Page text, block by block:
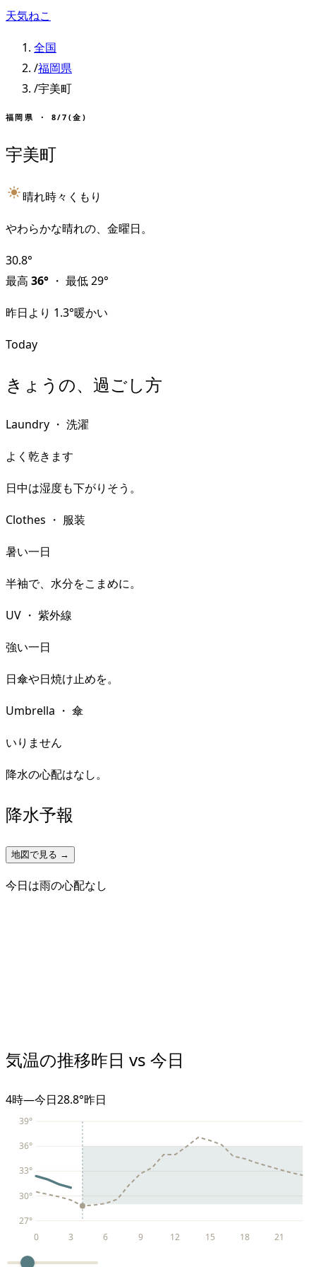
天気ねこ
全国
/福岡県
/宇美町
福岡県 ・ 8/7(金)
宇美町
晴れ時々くもり
やわらかな晴れの、金曜日。
30.8°
最高 36° ・ 最低29°
昨日より 1.3°暖かい
Today
きょうの、過ごし方
Laundry ・ 洗濯
よく乾きます
日中は湿度も下がりそう。
Clothes ・ 服装
暑い一日
半袖で、水分をこまめに。
UV ・ 紫外線
強い一日
日傘や日焼け止めを。
Umbrella ・ 傘
いりません
降水の心配はなし。
降水予報
地図で見る →
今日は雨の心配なし
気温の推移昨日 vs 今日
4時—今日28.8°昨日
27°
30°
33°
36°
39°
0 3 6 9 12 15 18 21